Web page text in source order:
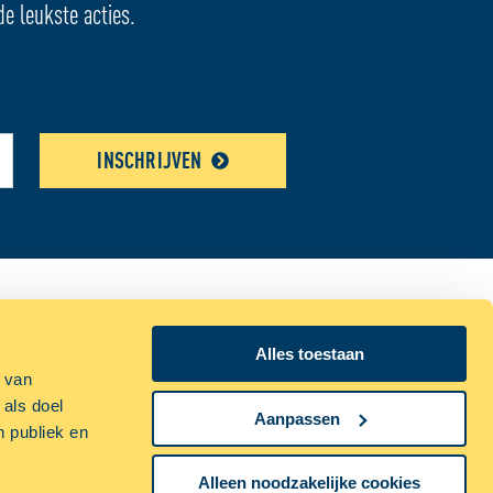
van
doel
publiek en
Alles toestaan
Aanpassen
Alleen noodzakelijke cookies
leukste acties.
INSCHRIJVEN
vragen